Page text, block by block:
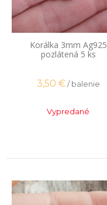
Korálka 3mm Ag925
pozlátená 5 ks
3,50 € / balenie
Vypredané